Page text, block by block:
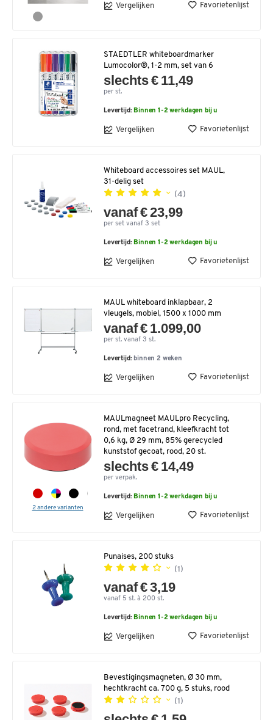
Vergelijken Favorietenlijst
STAEDTLER whiteboardmarker
Lumocolor®, 1-2 mm, set van 6
slechts € 11,49
per st.
Levertijd:Binnen 1-2 werkdagen bij u
Vergelijken Favorietenlijst
Whiteboard accessoires set MAUL,
31-delig set
(4)
vanaf € 23,99
per set vanaf 3 set
Levertijd:Binnen 1-2 werkdagen bij u
Vergelijken Favorietenlijst
MAUL whiteboard inklapbaar, 2
vleugels, mobiel, 1500 x 1000 mm
vanaf € 1.099,00
per st. vanaf 3 st.
Levertijd:binnen 2 weken
Vergelijken Favorietenlijst
2 andere varianten
MAULmagneet MAULpro Recycling,
rond, met facetrand, kleefkracht tot
0,6 kg, Ø 29 mm, 85% gerecycled
kunststof gecoat, rood, 20 st.
slechts € 14,49
per verpak.
Levertijd:Binnen 1-2 werkdagen bij u
Vergelijken Favorietenlijst
Punaises, 200 stuks
(1)
vanaf € 3,19
vanaf 5 st. à 200 st.
Levertijd:Binnen 1-2 werkdagen bij u
Vergelijken Favorietenlijst
Bevestigingsmagneten, Ø 30 mm,
hechtkracht ca. 700 g, 5 stuks, rood
(1)